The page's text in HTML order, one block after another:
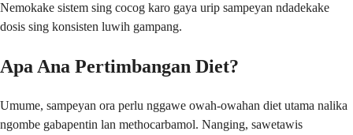
Nemokake sistem sing cocog karo gaya urip sampeyan ndadekake
dosis sing konsisten luwih gampang.
Apa Ana Pertimbangan Diet?
Umume, sampeyan ora perlu nggawe owah-owahan diet utama nalika
ngombe gabapentin lan methocarbamol. Nanging, sawetawis